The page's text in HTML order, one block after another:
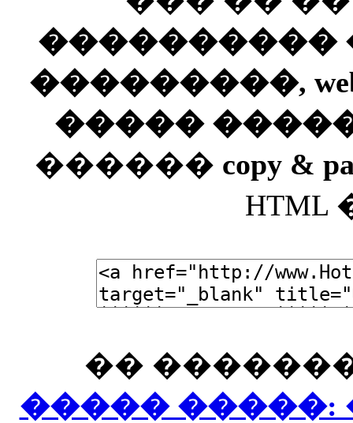
����������
���������,
�����
������ copy &
��
����� �����: